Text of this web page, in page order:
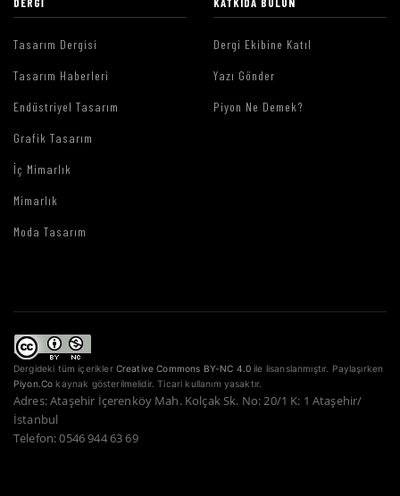
Tasarım Dergisi
Tasarım Haberleri
Endüstriyel Tasarım
Grafik Tasarım
İç Mimarlık
Mimarlık
Moda Tasarım
Dergi Ekibine Katıl
Yazı Gönder
Piyon Ne Demek?
Dergideki tüm içerikler Creative Commons BY-NC 4.0 ile lisanslanmıştır. Paylaşırken
Piyon.Co kaynak gösterilmelidir. Ticari kullanım yasaktır.
Adres: Ataşehir İçerenköy Mah. Kolçak Sk. No: 20/1 K: 1 Ataşehir/
İstanbul
Telefon: 0546 944 63 69